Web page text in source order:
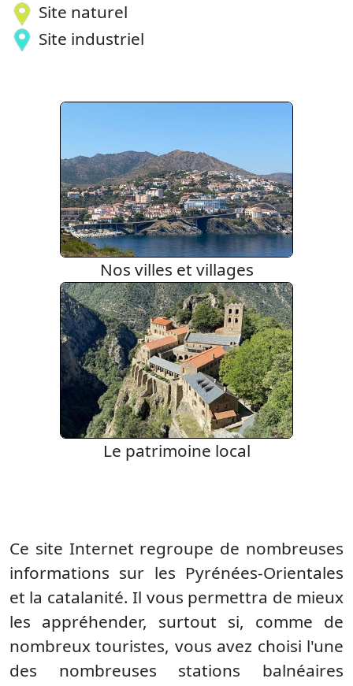
Site naturel
Site industriel
Nos villes et villages
Le patrimoine local
Ce site Internet regroupe de nombreuses
informations sur les Pyrénées-Orientales
et la catalanité. Il vous permettra de mieux
les appréhender, surtout si, comme de
nombreux touristes, vous avez choisi l'une
des nombreuses stations balnéaires